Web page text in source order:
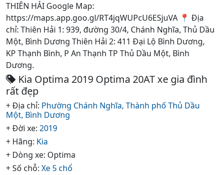
THIÊN HẢI Google Map:
https://maps.app.goo.gl/RT4jqWUPcU6ESjuVA 📍 Địa
chỉ: Thiên Hải 1: 939, đường 30/4, Chánh Nghĩa, Thủ Dầu
Một, Bình Dương Thiên Hải 2: 411 Đại Lộ Bình Dương,
KP Thạnh Bình, P An Thạnh TP Thủ Dầu Một, Bình
Dương.
Kia Optima 2019 Optima 20AT xe gia đình
rất đẹp
+ Địa chỉ: Phường Chánh Nghĩa, Thành phố Thủ Dầu
Một, Bình Dương
+ Đời xe: 2019
+ Hãng: Kia
+ Dòng xe: Optima
+ Số chỗ: Xe 5 chổ